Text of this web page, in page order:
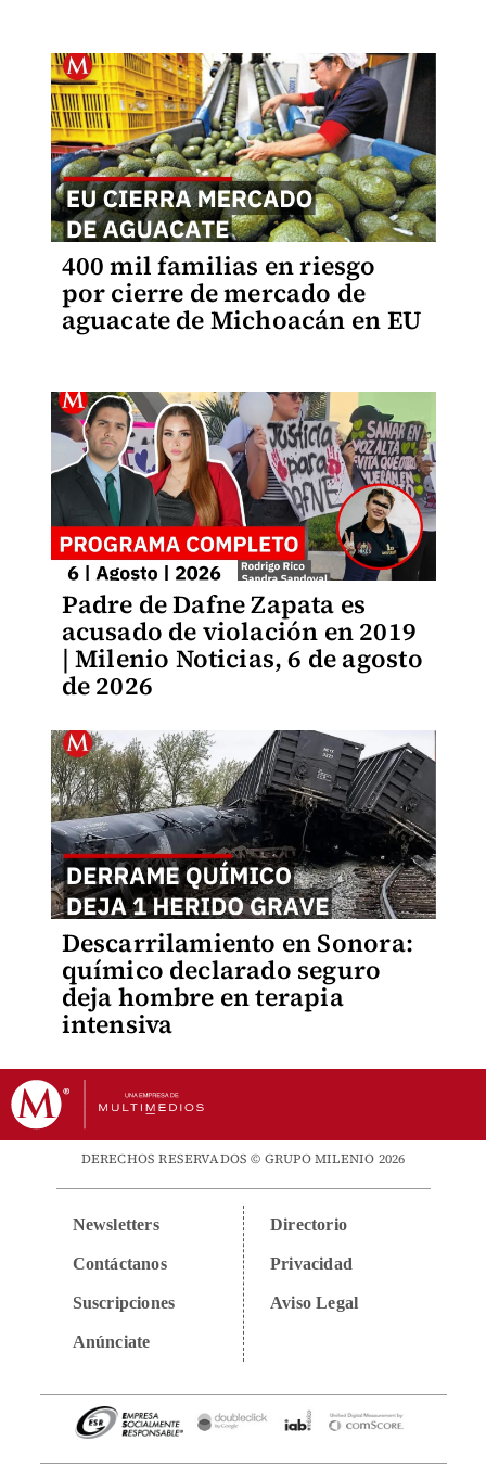
400 mil familias en riesgo
por cierre de mercado de
aguacate de Michoacán en EU
Padre de Dafne Zapata es
acusado de violación en 2019
| Milenio Noticias, 6 de agosto
de 2026
Descarrilamiento en Sonora:
químico declarado seguro
deja hombre en terapia
intensiva
DERECHOS RESERVADOS © GRUPO MILENIO 2026
Newsletters
Contáctanos
Suscripciones
Anúnciate
Directorio
Privacidad
Aviso Legal